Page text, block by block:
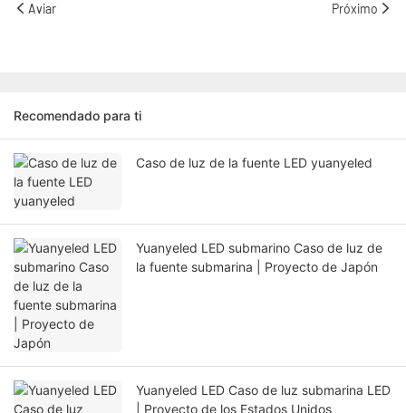
Aviar Próximo
Recomendado para ti
Caso de luz de la fuente LED yuanyeled
Yuanyeled LED submarino Caso de luz de
la fuente submarina | Proyecto de Japón
Yuanyeled LED Caso de luz submarina LED
| Proyecto de los Estados Unidos